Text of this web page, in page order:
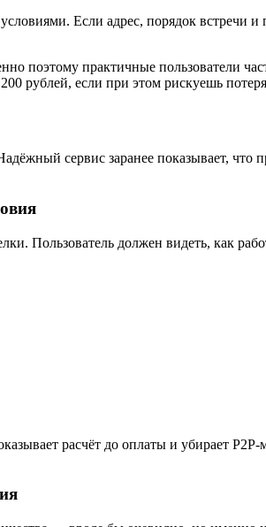
Если адрес, порядок встречи и
поэтому практичные пользователи
рублей, если при этом рискуешь
сервис заранее показывает, что
Пользователь должен видеть, как
расчёт до оплаты и убирает P2P-